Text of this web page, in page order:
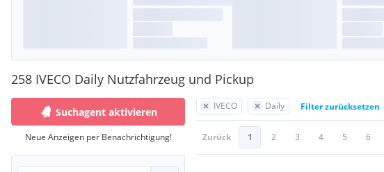
258 IVECO Daily Nutzfahrzeug und Pickup
IVECO Daily Filter zurücksetzen
Zurück 1 2 3 4 5 6
Suchagent aktivieren
Neue Anzeigen per Benachrichtigung!